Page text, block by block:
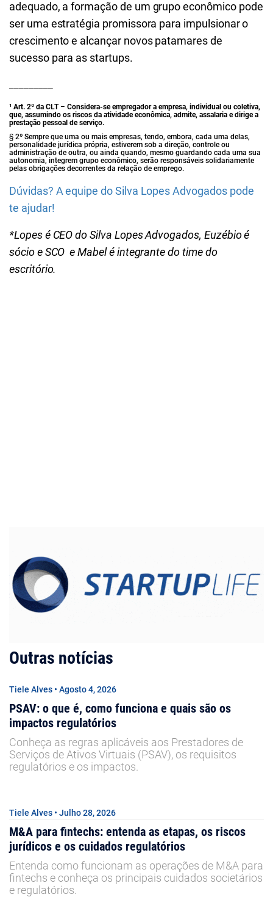
adequado, a formação de um grupo econômico pode
ser uma estratégia promissora para impulsionar o
crescimento e alcançar novos patamares de
sucesso para as startups.
¹ Art. 2º da CLT– Considera-se empregador a empresa, individual ou coletiva,
que, assumindo os riscos da atividade econômica, admite, assalaria e dirige a
prestação pessoal de serviço.
§ 2º Sempre que uma ou mais empresas, tendo, embora, cada uma delas,
personalidade jurídica própria, estiverem sob a direção, controle ou
administração de outra, ou ainda quando, mesmo guardando cada uma sua
autonomia, integrem grupo econômico, serão responsáveis solidariamente
pelas obrigações decorrentes da relação de emprego.
Dúvidas? A equipe do Silva Lopes Advogados pode
te ajudar!
*Lopes é CEO do Silva Lopes Advogados, Euzébio é
sócio e SCO e Mabel é integrante do time do
escritório.
Outras notícias
Tiele Alves • Agosto 4, 2026
PSAV: o que é, como funciona e quais são os
impactos regulatórios
Conheça as regras aplicáveis aos Prestadores de
Serviços de Ativos Virtuais (PSAV), os requisitos
regulatórios e os impactos.
Tiele Alves • Julho 28, 2026
M&A para fintechs: entenda as etapas, os riscos
jurídicos e os cuidados regulatórios
Entenda como funcionam as operações de M&A para
fintechs e conheça os principais cuidados societários
e regulatórios.